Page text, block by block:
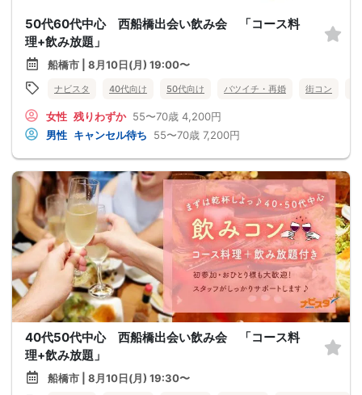
50代60代中心 西船橋出会い飲み会 「コース料
理+飲み放題」
船橋市 | 8月10日(月) 19:00〜
ナビスタ 40代向け 50代向け バツイチ・再婚 街コン
女性 残りわずか 55〜70歳 4,200円
男性 キャンセル待ち 55〜70歳 7,200円
40代50代中心 西船橋出会い飲み会 「コース料
理+飲み放題」
船橋市 | 8月10日(月) 19:30〜